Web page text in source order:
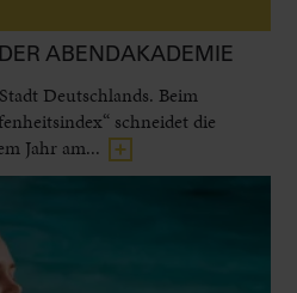
ABENDAKADEMIE
Deutschlands. Beim
schneidet die
Jahr am...